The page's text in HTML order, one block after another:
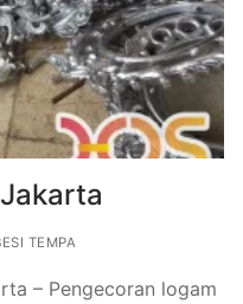
Klasik
Jakarta
Tempa Mewah
Teras Besi Tempa
Tempa Klasik Mewah
Antik Mewah
TEMPA
– ​Pengecoran logam